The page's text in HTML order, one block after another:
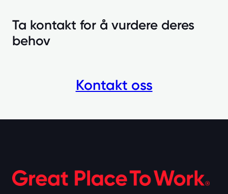
Ta kontakt for å vurdere deres
behov
Kontakt oss